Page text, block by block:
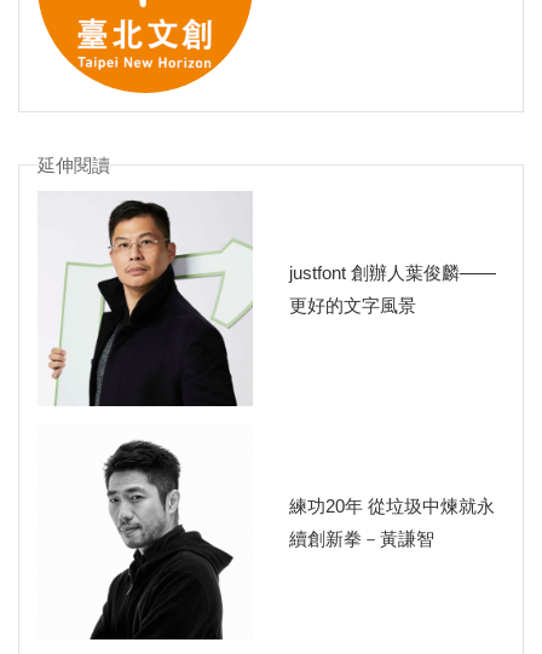
延伸閱讀
justfont 創辦人葉俊麟——
更好的文字風景
練功20年 從垃圾中煉就永
續創新拳－黃謙智